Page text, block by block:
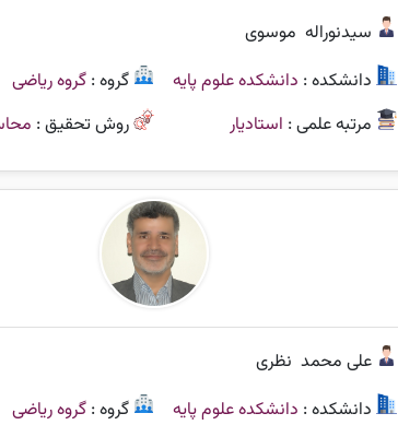
سیدنوراله موسوی
دانشکده : دانشکده علوم پایه گروه :گروه ریاضی
مرتبه علمی : استادیار روش تحقیق :
علی محمد نظری
دانشکده : دانشکده علوم پایه گروه :گروه ریاضی